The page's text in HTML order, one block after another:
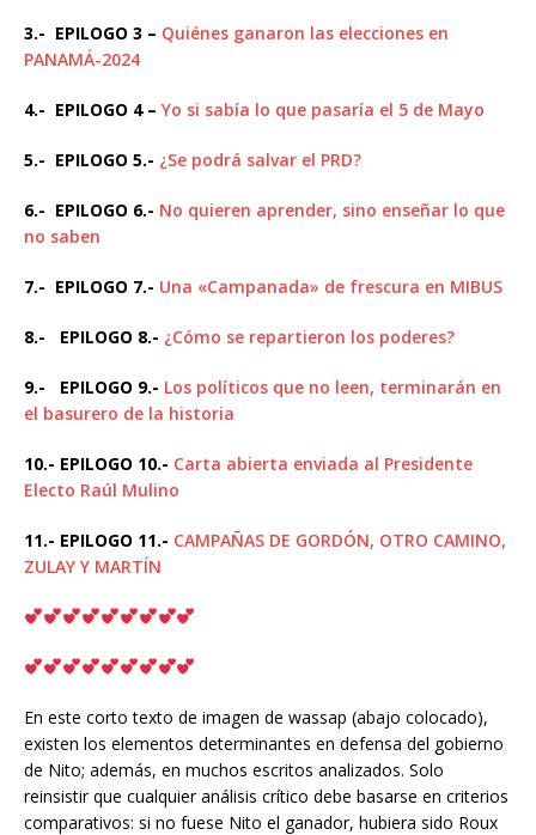
3.- EPILOGO 3 – Quiénes ganaron las elecciones en
PANAMÁ-2024
4.- EPILOGO 4 – Yo si sabía lo que pasaría el 5 de Mayo
5.- EPILOGO 5.- ¿Se podrá salvar el PRD?
6.- EPILOGO 6.- No quieren aprender, sino enseñar lo que
no saben
7.- EPILOGO 7.- Una «Campanada» de frescura en MIBUS
8.- EPILOGO 8.- ¿Cómo se repartieron los poderes?
9.- EPILOGO 9.- Los políticos que no leen, terminarán en
el basurero de la historia
10.- EPILOGO 10.- Carta abierta enviada al Presidente
Electo Raúl Mulino
11.- EPILOGO 11.- CAMPAÑAS DE GORDÓN, OTRO CAMINO,
ZULAY Y MARTÍN
En este corto texto de imagen de wassap (abajo colocado),
existen los elementos determinantes en defensa del gobierno
de Nito; además, en muchos escritos analizados. Solo
reinsistir que cualquier análisis crítico debe basarse en criterios
comparativos: si no fuese Nito el ganador, hubiera sido Roux